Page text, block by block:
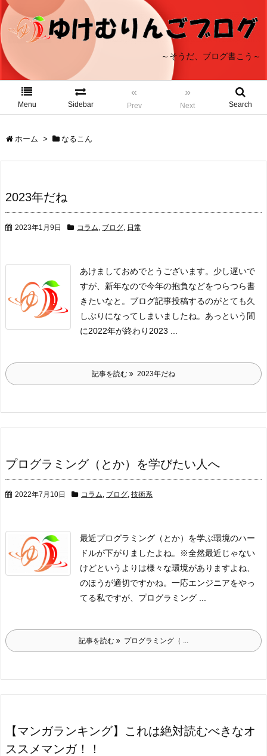
～そうだ、ブログ書こう～
Menu Sidebar
«
Prev
»
Next Search
ホーム > なるこん
2023年だね
2023年1月9日 コラム, ブログ, 日常
あけましておめでとうございます。 少し遅いで
すが、新年なので今年の抱負などをつらつら書
きたいなと。 ブログ記事投稿するのがとても久
しぶりになってしまいましたね。 あっという間
に2022年が終わり2023 ...
記事を読む 2023年だね
プログラミング（とか）を学びたい人へ
2022年7月10日 コラム, ブログ, 技術系
最近プログラミング（とか）を学ぶ環境のハー
ドルが下がりましたよね。
※全然最近じゃない
けどというよりは様々な環境がありますよね、
のほうが適切ですかね。 一応エンジニアをやっ
てる私ですが、プログラミング ...
記事を読む プログラミング（ ...
【マンガランキング】これは絶対読むべきなオ
ススメマンガ！！